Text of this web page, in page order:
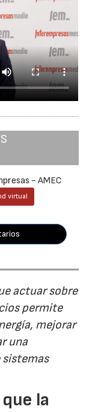
- AMEC
virtual
actuar sobre
permite
mejorar
una
sistemas
la